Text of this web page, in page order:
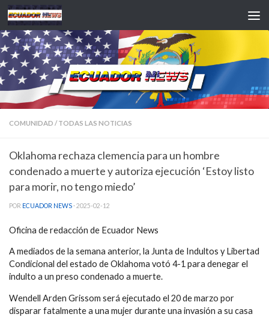
Saltar al contenido
COMUNIDAD / TODAS LAS NOTICIAS
Oklahoma rechaza clemencia para un hombre
condenado a muerte y autoriza ejecución ‘Estoy listo
para morir, no tengo miedo’
POR ECUADOR NEWS · 2025-02-12
Oficina de redacción de Ecuador News
A mediados de la semana anterior, la Junta de Indultos y Libertad
Condicional del estado de Oklahoma votó 4-1 para denegar el
indulto a un preso condenado a muerte.
Wendell Arden Grissom será ejecutado el 20 de marzo por
disparar fatalmente a una mujer durante una invasión a su casa